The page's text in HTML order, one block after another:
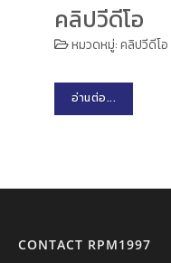
คลิปวีดีโอ
หมวดหมู่:คลิปวีดีโอ
อ่านต่อ...
CONTACT RPM1997